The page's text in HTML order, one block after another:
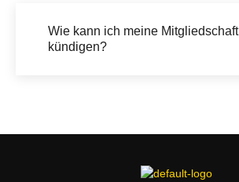
Wie kann ich meine Mitgliedschaft
kündigen?